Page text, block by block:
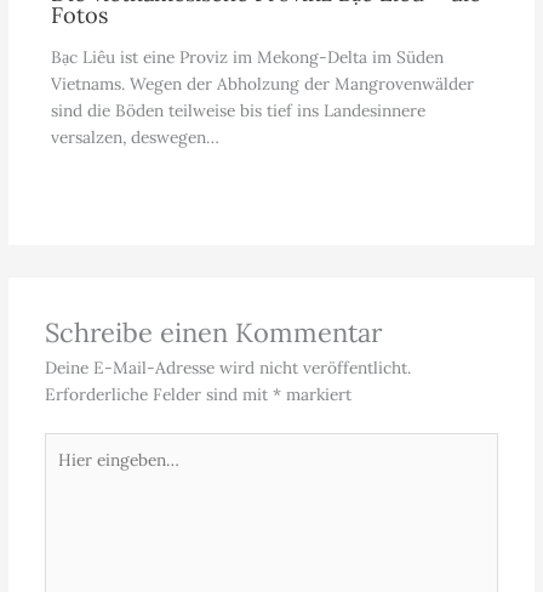
Fotos
Bạc Liêu ist eine Proviz im Mekong-Delta im Süden
Vietnams. Wegen der Abholzung der Mangrovenwälder
sind die Böden teilweise bis tief ins Landesinnere
versalzen, deswegen…
Schreibe einen Kommentar
Deine E-Mail-Adresse wird nicht veröffentlicht.
Erforderliche Felder sind mit *markiert
eingeben…